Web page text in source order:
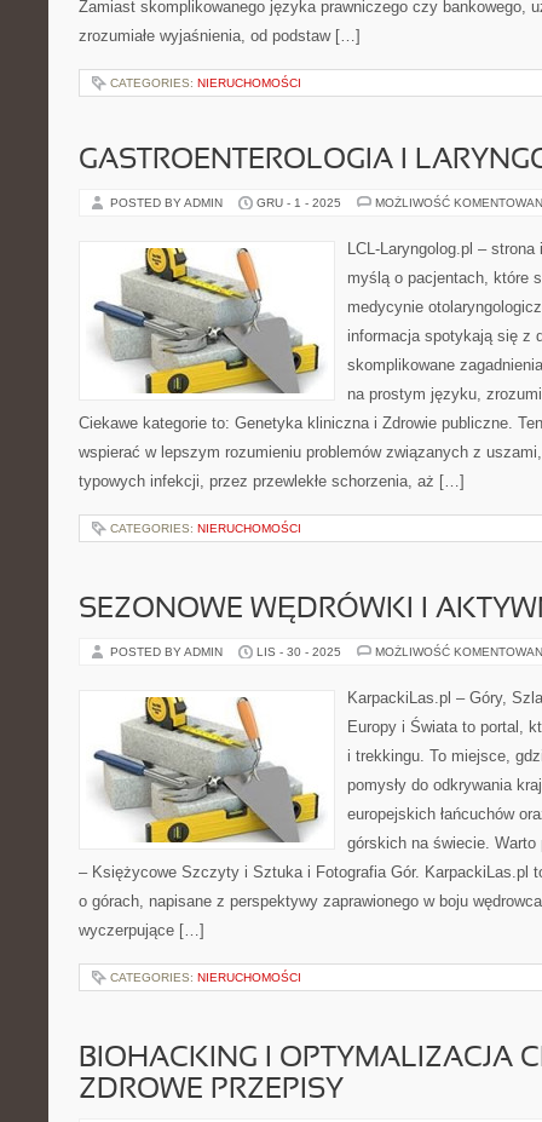
Zamiast skomplikowanego języka prawniczego czy bankowego,
zrozumiałe wyjaśnienia, od podstaw […]
CATEGORIES: NIERUCHOMOŚCI
GASTROENTEROLOGIA I
POSTED BY ADMIN GRU - 1 - 2025 MOŻLIWOŚĆ
LCL-Laryngolog.pl –
myślą o pacjentach, które
medycynie
informacja spotykają się z
skomplikowane
na prostym języku,
Ciekawe kategorie to: Genetyka kliniczna i Zdrowie publiczne.
wspierać w lepszym rozumieniu problemów związanych z
typowych infekcji, przez przewlekłe schorzenia, aż […]
CATEGORIES: NIERUCHOMOŚCI
SEZONOWE WĘDRÓWKI I
POSTED BY ADMIN LIS - 30 - 2025 MOŻLIWOŚĆ
KarpackiLas.pl – Góry,
Europy i Świata to portal,
i trekkingu. To miejsce,
pomysły do odkrywania
europejskich łańcuchów
górskich na świecie.
– Księżycowe Szczyty i Sztuka i Fotografia Gór. KarpackiLas.pl
o górach, napisane z perspektywy zaprawionego w boju
wyczerpujące […]
CATEGORIES: NIERUCHOMOŚCI
BIOHACKING I OPTYMALIZACJA
ZDROWE PRZEPISY